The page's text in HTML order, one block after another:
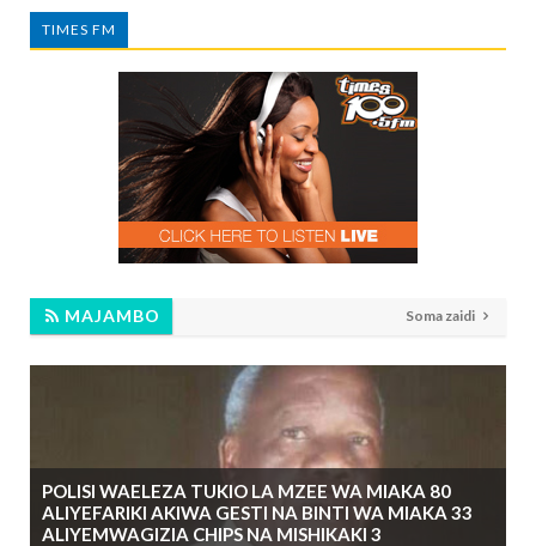
TIMES FM
MAJAMBO Soma zaidi
POLISI WAELEZA TUKIO LA MZEE WA MIAKA 80
ALIYEFARIKI AKIWA GESTI NA BINTI WA MIAKA 33
ALIYEMWAGIZIA CHIPS NA MISHIKAKI 3